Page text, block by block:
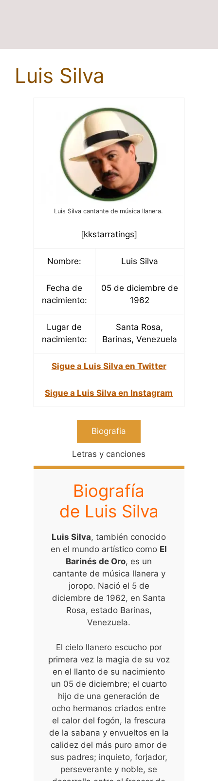
Luis Silva
Luis Silva cantante de música llanera.
[kkstarratings]
Nombre: Luis Silva
Fecha de
nacimiento:
05 de diciembre de
1962
Lugar de
nacimiento:
Santa Rosa,
Barinas, Venezuela
Sigue a Luis Silva en Twitter
Sigue a Luis Silva en Instagram
Biografia
Letras y canciones
Biografía
de Luis Silva
Luis Silva, también conocido
en el mundo artístico como El
Barinés de Oro, es un
cantante de música llanera y
joropo. Nació el 5 de
diciembre de 1962, en Santa
Rosa, estado Barinas,
Venezuela.
El cielo llanero escucho por
primera vez la magia de su voz
en el llanto de su nacimiento
un 05 de diciembre; el cuarto
hijo de una generación de
ocho hermanos criados entre
el calor del fogón, la frescura
de la sabana y envueltos en la
calidez del más puro amor de
sus padres; inquieto, forjador,
perseverante y noble, se